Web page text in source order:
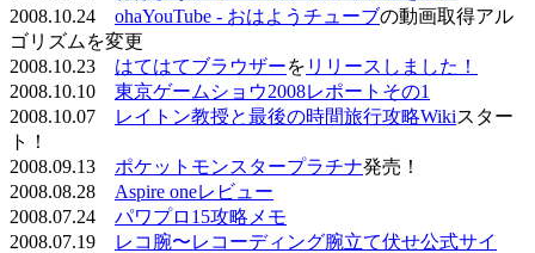
2008.10.24 ohaYouTube - おはようチューブの動画取得アル
ゴリズムを変更
2008.10.23 はてはてブラウザーを リリースしました！
2008.10.10 東京ゲームショウ2008レポートその1
2008.10.07
レイトン教授と最後の時間旅行攻略Wikiスター
ト！
2008.09.13 ポケットモンスタープラチナ発売！
2008.08.28 Aspire oneレビュー
2008.07.24 パワプロ15攻略メモ
2008.07.19
レコ腕〜レコーディング腕立て伏せ公式サイ